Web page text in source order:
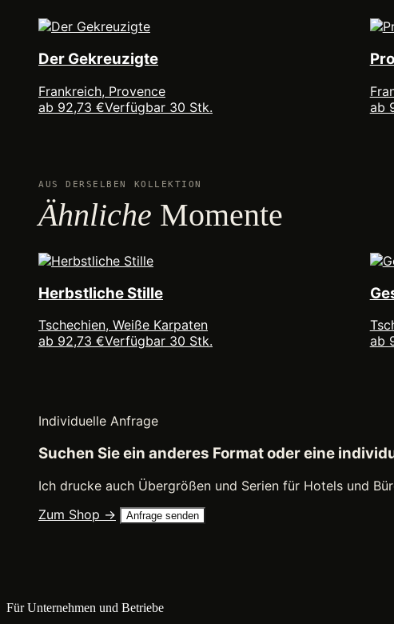
Der Gekreuzigte
Frankreich, Provence
ab 92,73 €Verfügbar 30 Stk.
ab
AUS DERSELBEN KOLLEKTION
Ähnliche Momente
Herbstliche Stille
Tschechien, Weiße Karpaten
ab 92,73 €Verfügbar 30 Stk.
ab
Individuelle Anfrage
Suchen Sie ein anderes Format oder eine
Ich drucke auch Übergrößen und Serien für Hotels und
Zum Shop →
Anfrage senden
Für Unternehmen und Betriebe